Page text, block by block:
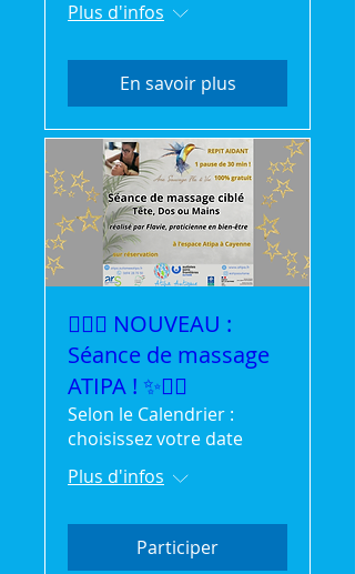
Plus d'infos
En savoir plus
💆‍♀️✨ NOUVEAU :
Séance de massage
ATIPA ! ✨💆‍♂️
Selon le Calendrier :
choisissez votre date
Plus d'infos
Participer